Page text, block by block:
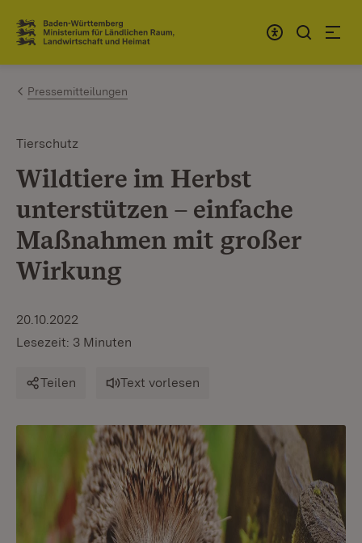
Zum Inhalt springen
Link zur Startseite
Pressemitteilungen
Tierschutz
Wildtiere im Herbst
unterstützen – einfache
Maßnahmen mit großer
Wirkung
20.10.2022
Lesezeit: 3 Minuten
Teilen Text vorlesen